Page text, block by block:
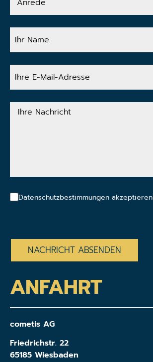
Ihr
Name
Ihre
E-
Adresse
Ihre
Nachricht
Datenschutzbestimmungen akzeptieren
ANFAHRT
cometis AG
Friedrichstr. 22
65185 Wiesbaden